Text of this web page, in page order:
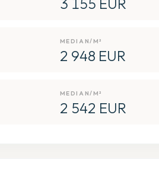
3 155 EUR
MEDIAN/M²
2 948 EUR
MEDIAN/M²
2 542 EUR